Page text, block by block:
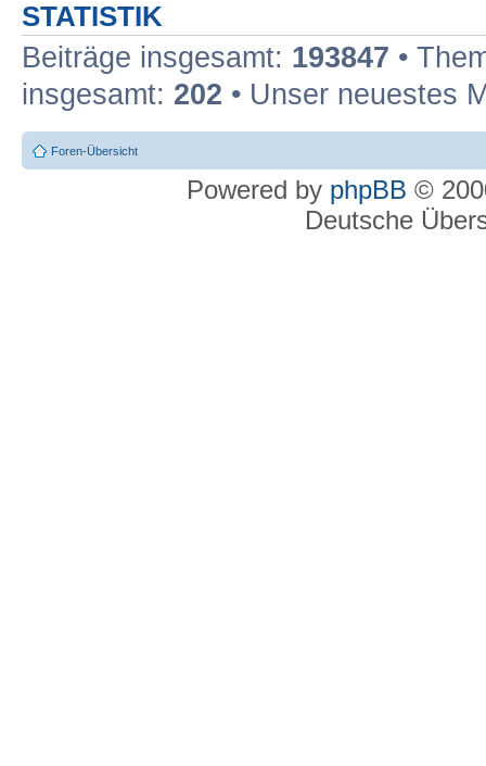
STATISTIK
Beiträge insgesamt: 193847 •
insgesamt: 202 • Unser neuestes
Foren-Übersicht
Powered by phpBB ©
Deutsche